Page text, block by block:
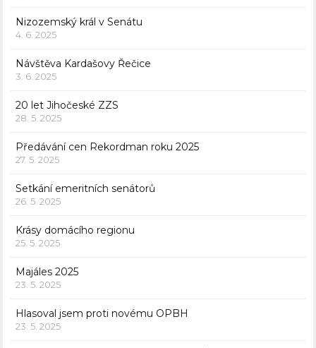
Nizozemský král v Senátu
4. 6. 2025
Návštěva Kardašovy Řečice
3. 6. 2025
20 let Jihočeské ZZS
28. 5. 2025
Předávání cen Rekordman roku 2025
27. 5. 2025
Setkání emeritních senátorů
26. 5. 2025
Krásy domácího regionu
25. 5. 2025
Majáles 2025
23. 5. 2025
Hlasoval jsem proti novému OPBH
23. 5. 2025